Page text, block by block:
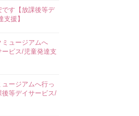
す【放課後等デ
援】
ミュージアムへ
ビス/児童発達支
ージアムへ行っ
等デイサービス/